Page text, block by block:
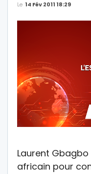
Le 14 Fév 2011 18:29
Laurent
africain pour